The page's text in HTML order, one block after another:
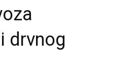
drvnog